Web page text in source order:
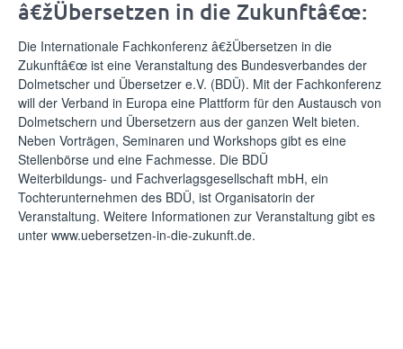
â€žÜbersetzen in die Zukunftâ€œ:
Die Internationale Fachkonferenz â€žÜbersetzen in die
Zukunftâ€œ ist eine Veranstaltung des Bundesverbandes der
Dolmetscher und Übersetzer e.V. (BDÜ). Mit der Fachkonferenz
will der Verband in Europa eine Plattform für den Austausch von
Dolmetschern und Übersetzern aus der ganzen Welt bieten.
Neben Vorträgen, Seminaren und Workshops gibt es eine
Stellenbörse und eine Fachmesse. Die BDÜ
Weiterbildungs- und Fachverlagsgesellschaft mbH, ein
Tochterunternehmen des BDÜ, ist Organisatorin der
Veranstaltung. Weitere Informationen zur Veranstaltung gibt es
unter www.uebersetzen-in-die-zukunft.de.